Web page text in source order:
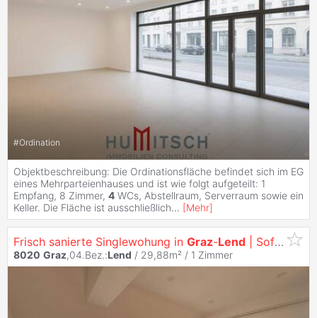
#Ordination
Objektbeschreibung: Die Ordinationsfläche befindet sich im EG
eines Mehrparteienhauses und ist wie folgt aufgeteilt: 1
Empfang, 8 Zimmer, 4 WCs, Abstellraum, Serverraum sowie ein
Keller. Die Fläche ist ausschließlich... [Mehr]
Frisch sanierte Singlewohung in Graz-Lend | Sofort beziehbar
8020 Graz,04.Bez.:Lend / 29,88m² / 1 Zimmer